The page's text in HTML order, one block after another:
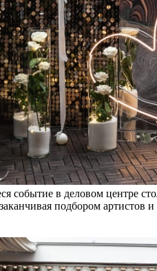
событие в деловом центре
подбором